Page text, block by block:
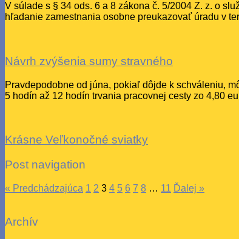
V súlade s § 34 ods. 6 a 8 zákona č. 5/2004 Z. z. o
hľadanie zamestnania osobne preukazovať úradu v
Návrh zvýšenia sumy stravného
Pravdepodobne od júna, pokiaľ dôjde k schváleniu,
5 hodín až 12 hodín trvania pracovnej cesty zo 4,80
Krásne Veľkonočné sviatky
Post navigation
« Predchádzajúca 1 2 3 4 5 6 7 8 … 11 Ďalej »
Archív